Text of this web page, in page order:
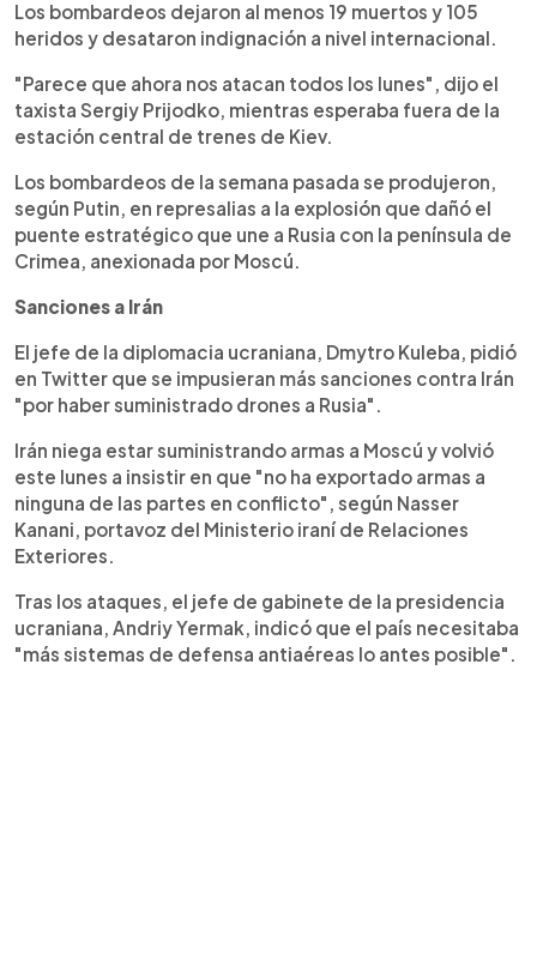
Los bombardeos dejaron al menos 19 muertos y 105
heridos y desataron indignación a nivel internacional.
"Parece que ahora nos atacan todos los lunes", dijo el
taxista Sergiy Prijodko, mientras esperaba fuera de la
estación central de trenes de Kiev.
Los bombardeos de la semana pasada se produjeron,
según Putin, en represalias a la explosión que dañó el
puente estratégico que une a Rusia con la península de
Crimea, anexionada por Moscú.
Sanciones a Irán
El jefe de la diplomacia ucraniana, Dmytro Kuleba, pidió
en Twitter que se impusieran más sanciones contra Irán
"por haber suministrado drones a Rusia".
Irán niega estar suministrando armas a Moscú y volvió
este lunes a insistir en que "no ha exportado armas a
ninguna de las partes en conflicto", según Nasser
Kanani, portavoz del Ministerio iraní de Relaciones
Exteriores.
Tras los ataques, el jefe de gabinete de la presidencia
ucraniana, Andriy Yermak, indicó que el país necesitaba
"más sistemas de defensa antiaéreas lo antes posible".